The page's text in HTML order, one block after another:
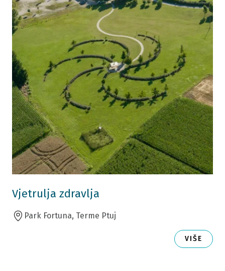
Vjetrulja zdravlja
Park Fortuna, Terme Ptuj
VIŠE